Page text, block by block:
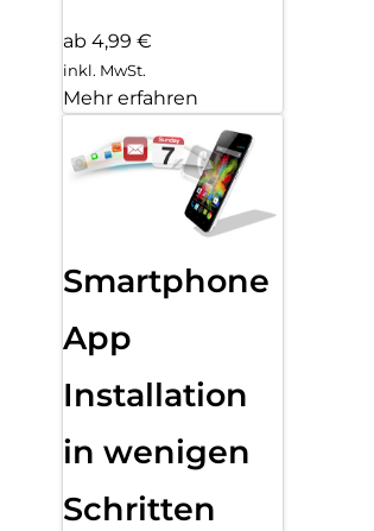
ab 4,99 €
inkl. MwSt.
Mehr erfahren
Smartphone
App
Installation
in wenigen
Schritten